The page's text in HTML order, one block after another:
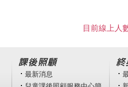
目前線上人
課後照顧
最新消息
終